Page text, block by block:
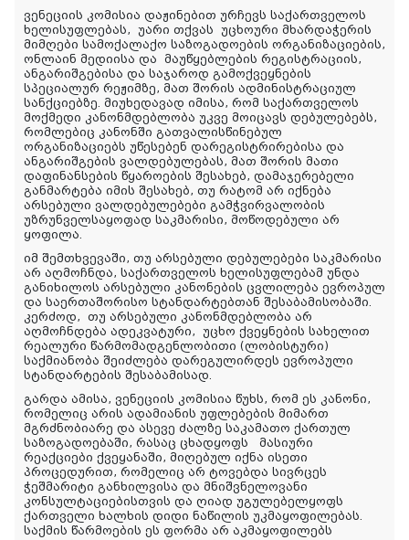
ვენეციის კომისია დაჟინებით ურჩევს საქართველოს
ხელისუფლებას, უარი თქვას უცხოური მხარდაჭერის
მიმღები სამოქალაქო საზოგადოების ორგანიზაციების,
ონლაინ მედიისა და მაუწყებლების რეგისტრაციის,
ანგარიშგებისა და საჯაროდ გამოქვეყნების
სპეციალურ რეჟიმზე, მათ შორის ადმინისტრაციულ
სანქციებზე. მიუხედავად იმისა, რომ საქართველოს
მოქმედი კანონმდებლობა უკვე მოიცავს დებულებებს,
რომლებიც კანონში გათვალისწინებულ
ორგანიზაციებს უწესებენ დარეგისტრირებისა და
ანგარიშგების ვალდებულებას, მათ შორის მათი
დაფინანსების წყაროების შესახებ, დამაჯერებელი
განმარტება იმის შესახებ, თუ რატომ არ იქნება
არსებული ვალდებულებები გამჭვირვალობის
უზრუნველსაყოფად საკმარისი, მოწოდებული არ
ყოფილა.
იმ შემთხვევაში, თუ არსებული დებულებები საკმარისი
არ აღმოჩნდა, საქართველოს ხელისუფლებამ უნდა
განიხილოს არსებული კანონების ცვლილება ევროპულ
და საერთაშორისო სტანდარტებთან შესაბამისობაში.
კერძოდ, თუ არსებული კანონმდებლობა არ
აღმოჩნდება ადეკვატური, უცხო ქვეყნების სახელით
რეალური წარმომადგენლობითი (ლობისტური)
საქმიანობა შეიძლება დარეგულირდეს ევროპული
სტანდარტების შესაბამისად.
გარდა ამისა, ვენეციის კომისია წუხს, რომ ეს კანონი,
რომელიც არის ადამიანის უფლებების მიმართ
მგრძნობიარე და ასევე ძალზე საკამათო ქართულ
საზოგადოებაში, რასაც ცხადყოფს მასიური
რეაქციები ქვეყანაში, მიღებულ იქნა ისეთი
პროცედურით, რომელიც არ ტოვებდა სივრცეს
ჭეშმარიტი განხილვისა და მნიშვნელოვანი
კონსულტაციებისთვის და ღიად უგულებელყოფს
ქართველი ხალხის დიდი ნაწილის უკმაყოფილებას.
საქმის წარმოების ეს ფორმა არ აკმაყოფილებს